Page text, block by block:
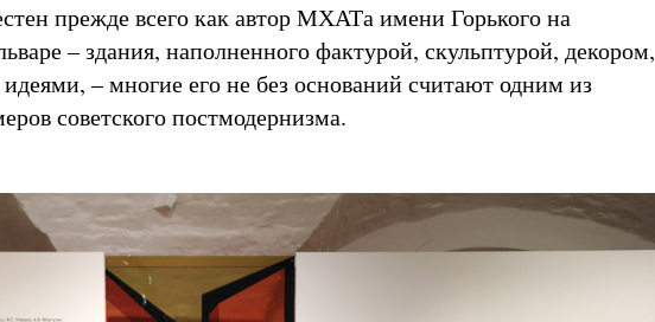
прежде всего как автор МХАТа имени Горького на
– здания, наполненного фактурой, скульптурой, декором,
– многие его не без оснований считают одним из
советского постмодернизма.